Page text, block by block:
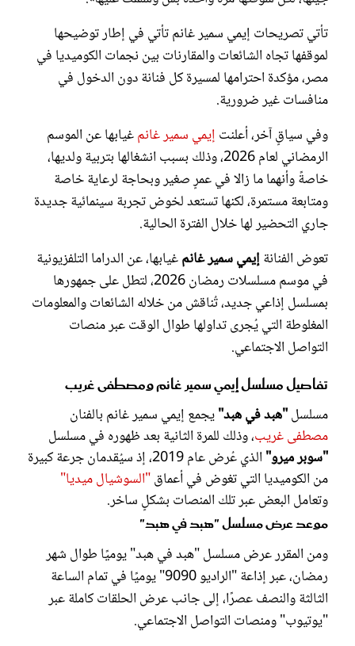
تأتي تصريحات إيمي سمير غانم تأتي في إطار توضيحها
لموقفها تجاه الشائعات والمقارنات بين نجمات الكوميديا في
مصر، مؤكدة احترامها لمسيرة كل فنانة دون الدخول في
منافسات غير ضرورية.
وفي سياقٍ آخر، أعلنت إيمي سمير غانمغيابها عن الموسم
الرمضاني لعام 2026، وذلك بسبب انشغالها بتربية ولديها،
خاصةً وأنهما ما زالا في عمرٍ صغير وبحاجة لرعاية خاصة
ومتابعة مستمرة، لكنها تستعد لخوض تجربة سينمائية جديدة
جاري التحضير لها خلال الفترة الحالية.
تعوض الفنانةإيمي سمير غانمغيابها، عن الدراما التلفزيونية
في موسم مسلسلات رمضان 2026، لتطل على جمهورها
بمسلسل إذاعي جديد، تُناقش من خلاله الشائعات والمعلومات
المغلوطة التي يُجرى تداولها طوال الوقت عبر منصات
التواصل الاجتماعي.
تفاصيل مسلسل إيمي سمير غانم ومصطفى غريب
مسلسل"هبد في هبد"يجمع إيمي سمير غانم بالفنان
مصطفى غريب، وذلك للمرة الثانية بعد ظهوره في مسلسل
"سوبر ميرو"
الذي عُرض عام 2019، إذ سيُقدمان جرعة كبيرة
من الكوميديا التي تغوض في أعماق"السوشيال ميديا"
وتعامل البعض عبر تلك المنصات بشكلٍ ساخر.
موعد عرض مسلسل "هبد في هبد"
ومن المقرر عرض مسلسل "هبد في هبد" يوميًا طوال شهر
رمضان، عبر إذاعة "الراديو 9090" يوميًا في تمام الساعة
الثالثة والنصف عصرًا، إلى جانب عرض الحلقات كاملة عبر
"يوتيوب" ومنصات التواصل الاجتماعي.